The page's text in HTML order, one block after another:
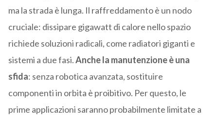
ma la strada è lunga. Il raffreddamento è un nodo
cruciale: dissipare gigawatt di calore nello spazio
richiede soluzioni radicali, come radiatori giganti e
sistemi a due fasi.Anche la manutenzione è una
sfida: senza robotica avanzata, sostituire
componenti in orbita è proibitivo. Per questo, le
prime applicazioni saranno probabilmente limitate a